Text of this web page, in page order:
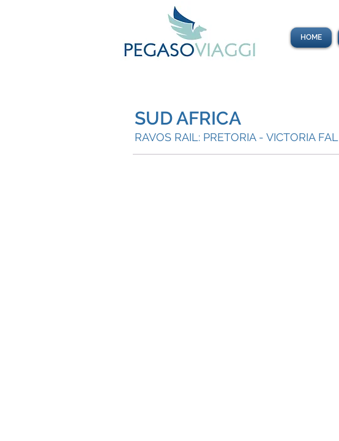
HOME
SUD AFRICA
RAVOS RAIL: PRETORIA - VICTORIA